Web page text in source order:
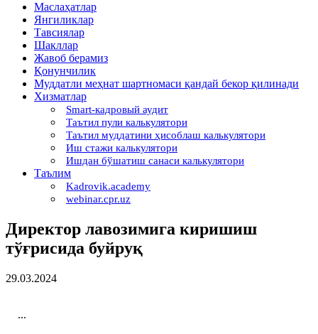
Маслаҳатлар
Янгиликлар
Тавсиялар
Шакллар
Жавоб берамиз
Қонунчилик
Муддатли меҳнат шартномаси қандай бекор қилинади
Хизматлар
Smart-кадровый аудит
Таътил пули калькулятори
Таътил муддатини ҳисоблаш калькулятори
Иш стажи калькулятори
Ишдан бўшатиш санаси калькулятори
Таълим
Kadrovik.academy
webinar.cpr.uz
Директор лавозимига киришиш
тўғрисида буйруқ
29.03.2024
...